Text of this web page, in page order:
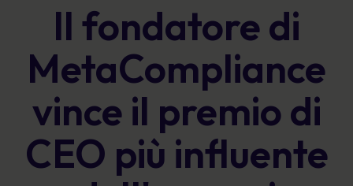
Il fondatore di
MetaCompliance
vince il premio di
CEO più influente